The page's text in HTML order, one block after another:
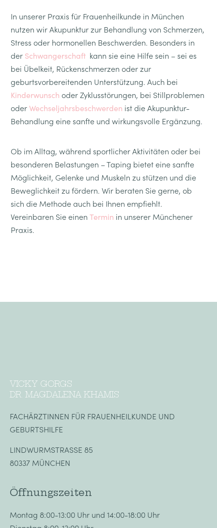
In unserer Praxis für Frauenheilkunde in München
nutzen wir Akupunktur zur Behandlung von Schmerzen,
Stress oder hormonellen Beschwerden. Besonders in
der Schwangerschaft kann sie eine Hilfe sein – sei es
bei Übelkeit, Rückenschmerzen oder zur
geburtsvorbereitenden Unterstützung. Auch bei
Kinderwunsch oder Zyklusstörungen, bei Stillproblemen
oderWechseljahrsbeschwerden ist die Akupunktur-
Behandlung eine sanfte und wirkungsvolle Ergänzung.
Ob im Alltag, während sportlicher Aktivitäten oder bei
besonderen Belastungen – Taping bietet eine sanfte
Möglichkeit, Gelenke und Muskeln zu stützen und die
Beweglichkeit zu fördern. Wir beraten Sie gerne, ob
sich die Methode auch bei Ihnen empfiehlt.
Vereinbaren Sie einen Termin in unserer Münchener
Praxis.
VICKY GORGS
DR. MAGDALENA KHAMIS
FACHÄRZTINNEN FÜR FRAUENHEILKUNDE UND
GEBURTSHILFE
LINDWURMSTRASSE 85
80337 MÜNCHEN
Öffnungszeiten
Montag 8:00-13:00 Uhr und 14:00-18:00 Uhr